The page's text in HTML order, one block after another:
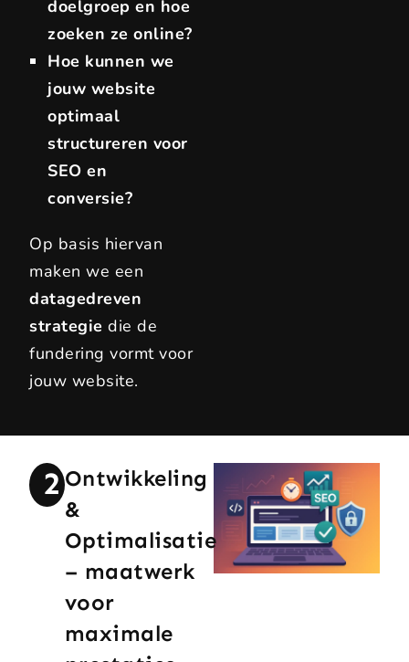
doelgroep en hoe
zoeken ze online?
Hoe kunnen we
jouw website
optimaal
structureren voor
SEO en
conversie?
Op basis hiervan
maken we een
datagedreven
strategie die de
fundering vormt voor
jouw website.
2Ontwikkeling
&
Optimalisatie
– maatwerk
voor
maximale